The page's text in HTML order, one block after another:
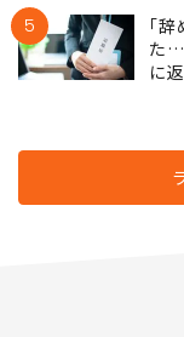
5
｢辞
た…
に